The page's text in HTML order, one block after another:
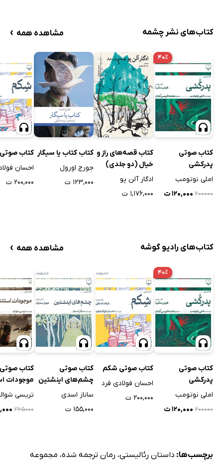
کتاب‌های نشر چشمه مشاهده همه ›
۴۰٪
کتاب صوتی
پدرکشی
املی نوتومب
۲۰۰۰۰۰ ۱۲۰,۰۰۰ ت
کتاب قصه‌های راز و
خیال (دو جلدی)
ادگار آلن پو
۱,۱۷۶,۰۰۰ ت
کتاب کتاب یا سیگار
جورج اورول
۱۲۳,۰۰۰ ت
کتاب
احسان
۲۰۰,۰۰۰ ت
کتاب‌های رادیو گوشه مشاهده همه ›
۴۰٪
کتاب صوتی
پدرکشی
املی نوتومب
۲۰۰۰۰۰ ۱۲۰,۰۰۰ ت
کتاب صوتی شکم
احسان فولادی فرد
۲۰۰,۰۰۰ ت
کتاب صوتی
چشم‌های اینشتین
ساناز اسدی
۱۵۵,۰۰۰ ت
کتاب صوتی
موجودات
تریسی
۲۶۵۰۰۰
برچسب‌ها: داستان رئالیستی، رمان ترجمه شده، مجموعه